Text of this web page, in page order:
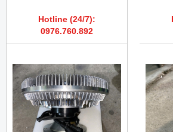
Hotline (24/7):
0976.760.892